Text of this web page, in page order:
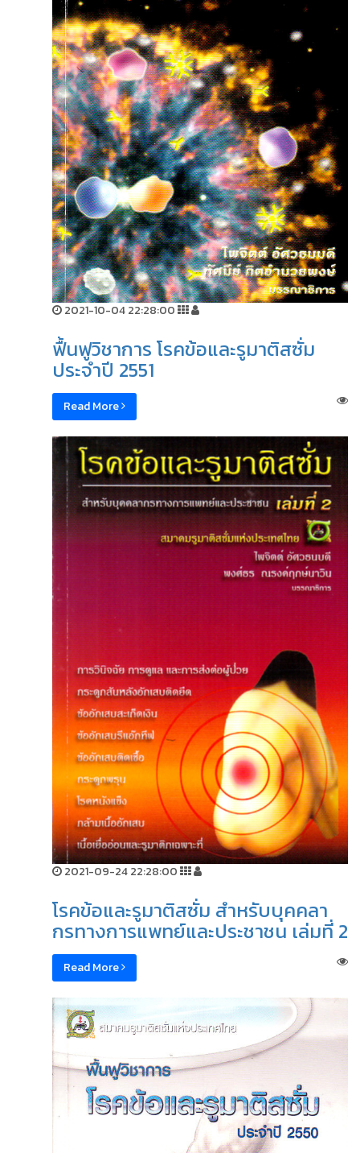
2021-10-04 22:28:00
ฟื้นฟูวิชาการ โรคข้อและรูมาติสซั่ม
ประจำปี 2551
Read More
2021-09-24 22:28:00
โรคข้อและรูมาติสซั่ม สำหรับบุคคลา
กรทางการแพทย์และประชาชน เล่มที่ 2
Read More